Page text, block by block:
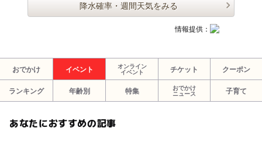
降水確率・週間天気をみる
情報提供：
おでかけ イベント
オンライン
イベント
チケット クーポン
ランキング 年齢別 特集
おでかけ
ニュース
子育て
あなたにおすすめの記事